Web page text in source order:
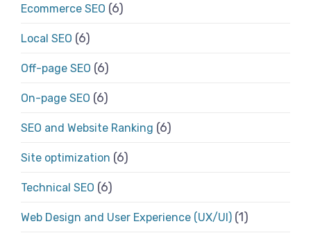
Ecommerce SEO (6)
Local SEO (6)
Off-page SEO (6)
On-page SEO (6)
SEO and Website Ranking (6)
Site optimization (6)
Technical SEO (6)
Web Design and User Experience (UX/UI) (1)